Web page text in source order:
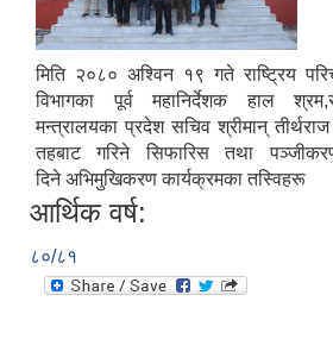
मिति २०८० अश्विन १९ गते राष्ट्रिय
विभागका पूर्व महानिर्देशक हाल
मन्त्रालयका प्रदेश सचिव श्रीमान् तीर्थराज
तहबाट गरिने सिफारिस तथा
दिने अभिमुखिकरण कार्यक्रमका तस्विहरू
आर्थिक वर्ष:
८०/८१